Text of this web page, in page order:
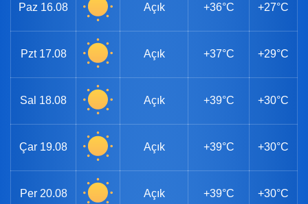
Paz 16.08 Açık +36°C +27°C
Pzt 17.08 Açık +37°C +29°C
Sal 18.08 Açık +39°C +30°C
Çar 19.08 Açık +39°C +30°C
Per 20.08 Açık +39°C +30°C